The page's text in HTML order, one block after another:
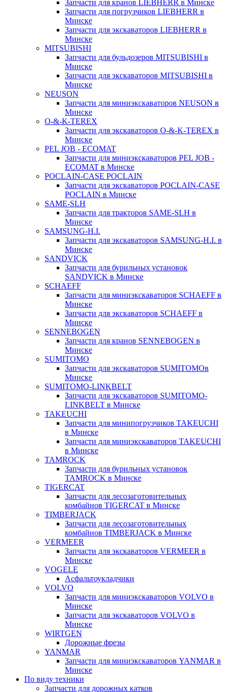
Запчасти для кранов LIEBHERR в Минске
Запчасти для погрузчиков LIEBHERR в
Минске
Запчасти для экскаваторов LIEBHERR в
Минске
MITSUBISHI
Запчасти для бульдозеров MITSUBISHI в
Минске
Запчасти для экскаваторов MITSUBISHI в
Минске
NEUSON
Запчасти для миниэкскаваторов NEUSON в
Минске
O-&-K-TEREX
Запчасти для экскаваторов O-&-K-TEREX в
Минске
PEL JOB - ECOMAT
Запчасти для миниэкскаваторов PEL JOB -
ECOMAT в Минске
POCLAIN-CASE POCLAIN
Запчасти для экскаваторов POCLAIN-CASE
POCLAIN в Минске
SAME-SLH
Запчасти для тракторов SAME-SLH в
Минске
SAMSUNG-H.I.
Запчасти для экскаваторов SAMSUNG-H.I. в
Минске
SANDVICK
Запчасти для бурильных установок
SANDVICK в Минске
SCHAEFF
Запчасти для миниэкскаваторов SCHAEFF в
Минске
Запчасти для экскаваторов SCHAEFF в
Минске
SENNEBOGEN
Запчасти для кранов SENNEBOGEN в
Минске
SUMITOMO
Запчасти для экскаваторов SUMITOMOв
Минске
SUMITOMO-LINKBELT
Запчасти для экскаваторов SUMITOMO-
LINKBELT в Минске
TAKEUCHI
Запчасти для минипогрузчиков TAKEUCHI
в Минске
Запчасти для миниэкскаваторов TAKEUCHI
в Минске
TAMROCK
Запчасти для бурильных установок
TAMROCK в Минске
TIGERCAT
Запчасти для лесозаготовительных
комбайнов TIGERCAT в Минске
TIMBERJACK
Запчасти для лесозаготовительных
комбайнов TIMBERJACK в Минске
VERMEER
Запчасти для экскаваторов VERMEER в
Минске
VOGELE
Асфальтоукладчики
VOLVO
Запчасти для миниэкскаваторов VOLVO в
Минске
Запчасти для экскаваторов VOLVO в
Минске
WIRTGEN
Дорожные фрезы
YANMAR
Запчасти для миниэкскаваторов YANMAR в
Минске
По виду техники
Запчасти для дорожных катков